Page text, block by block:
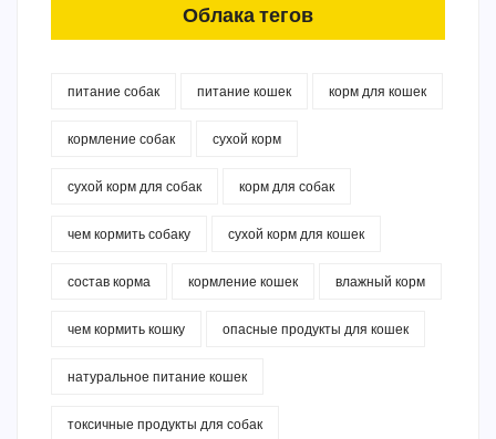
Облака тегов
питание собак питание кошек корм для кошек
кормление собак сухой корм
сухой корм для собак корм для собак
чем кормить собаку сухой корм для кошек
состав корма кормление кошек влажный корм
чем кормить кошку опасные продукты для кошек
натуральное питание кошек
токсичные продукты для собак